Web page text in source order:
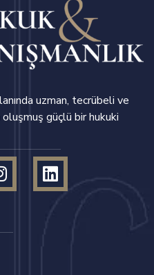
uzman, tecrübeli ve
güçlü bir hukuki